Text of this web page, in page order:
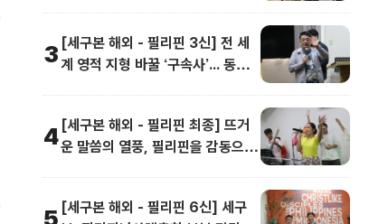
3 [세구본 해외 - 필리핀 3신] 전 세
계 영적 지형 바꿀 ‘구속사’... 동남
4 [세구본 해외 - 필리핀 최종] 뜨거
운 말씀의 열풍, 필리핀을 감동으로
5 [세구본 해외 - 필리핀 6신] 세구